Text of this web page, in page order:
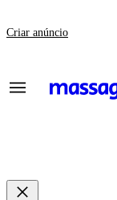
Criar anúncio